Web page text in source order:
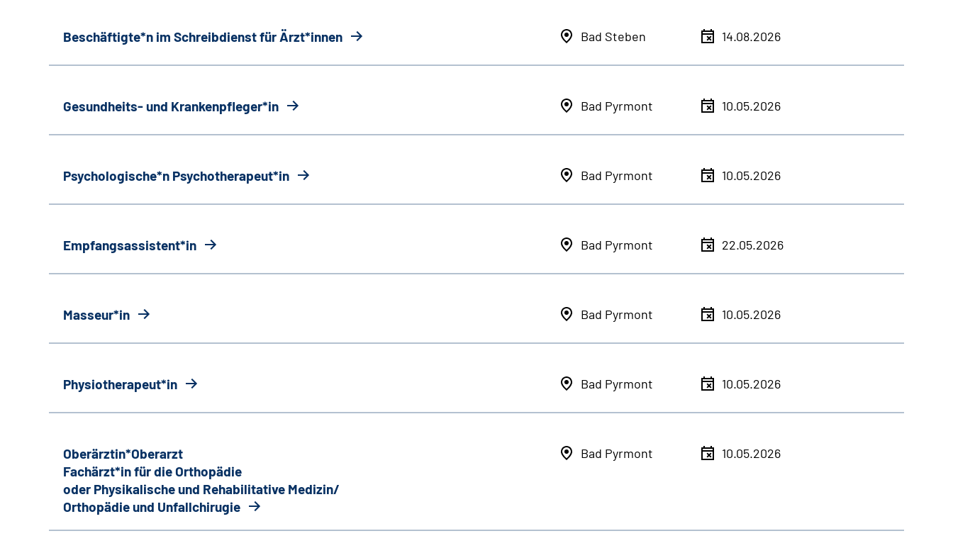
Beschäftigte*n im Schreibdienst für Ärzt*innen Bad Steben 14.08.2026
Gesundheits- und Krankenpfleger*in Bad Pyrmont 10.05.2026
Psychologische*n Psychotherapeut*in Bad Pyrmont 10.05.2026
Empfangsassistent*in Bad Pyrmont 22.05.2026
Masseur*in Bad Pyrmont 10.05.2026
Physiotherapeut*in Bad Pyrmont 10.05.2026
Oberärztin*Oberarzt
Fachärzt*in für die Orthopädie
oder Physikalische und Rehabilitative Medizin/
Orthopädie und Unfallchirugie
Bad Pyrmont 10.05.2026